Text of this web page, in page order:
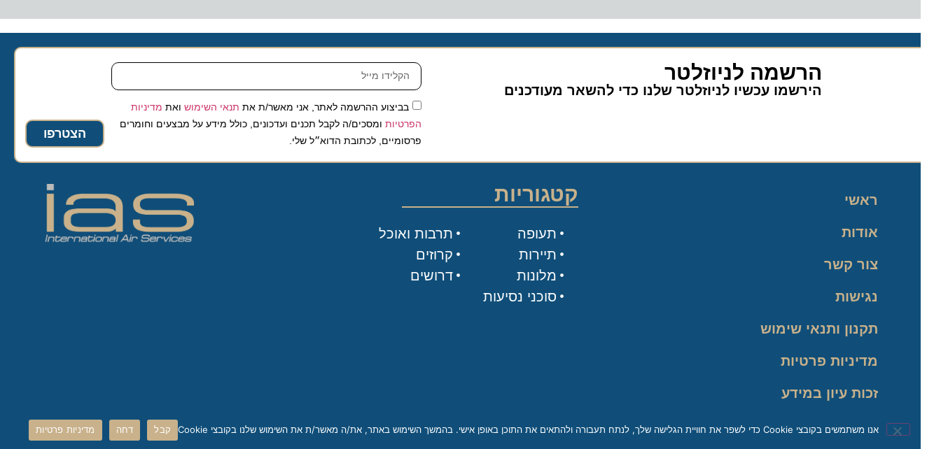
הרשמה לניוזלטר
הירשמו עכשיו לניוזלטר שלנו כדי להשאר מעודכנים
בביצוע ההרשמה לאתר, אני מאשר/ת אתתנאי השימושואת מדיניות
הפרטיותומסכים/ה לקבל תכנים ועדכונים, כולל מידע על מבצעים וחומרים
פרסומיים, לכתובת הדוא״ל שלי.
הצטרפו
ראשי
אודות
צור קשר
נגישות
תקנון ותנאי שימוש
מדיניות פרטיות
זכות עיון במידע
קטגוריות
תעופה
תיירות
מלונות
סוכני נסיעות
תרבות ואוכל
קרוזים
דרושים
אנו משתמשים בקובצי Cookie כדי לשפר את חוויית הגלישה שלך, לנתח תעבורה ולהתאים את התוכן באופן אישי. בהמשך השימוש באתר, את/ה מאשר/ת את השימוש שלנו בקובצי Cookie קבל מדיניות פרטיות